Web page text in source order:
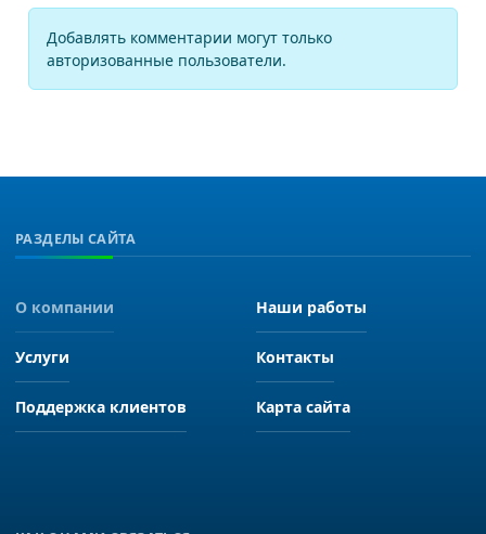
Добавлять комментарии могут только
авторизованные пользователи.
РАЗДЕЛЫ САЙТА
О компании Наши работы
Услуги Контакты
Поддержка клиентов Карта сайта